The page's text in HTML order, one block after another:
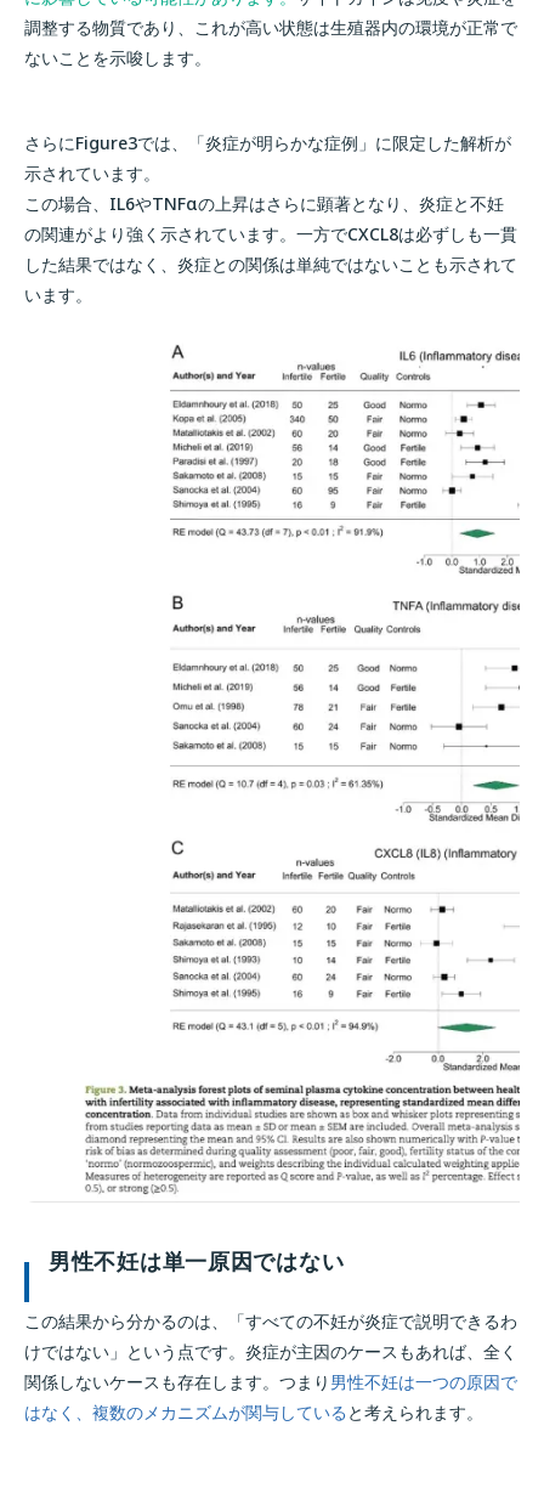
調整する物質であり、これが高い状態は生殖器内の環境が正常で
ないことを示唆します。
さらにFigure3では、「炎症が明らかな症例」に限定した解析が
示されています。
この場合、IL6やTNFαの上昇はさらに顕著となり、炎症と不妊
の関連がより強く示されています。一方でCXCL8は必ずしも一貫
した結果ではなく、炎症との関係は単純ではないことも示されて
います。
男性不妊は単一原因ではない
この結果から分かるのは、「すべての不妊が炎症で説明できるわ
けではない」という点です。炎症が主因のケースもあれば、全く
関係しないケースも存在します。つまり 男性不妊は一つの原因で
はなく、複数のメカニズムが関与している と考えられます。